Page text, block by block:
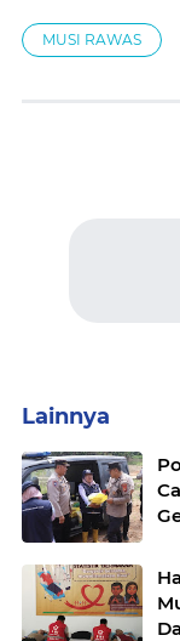
MUSI RAWAS
Lainnya